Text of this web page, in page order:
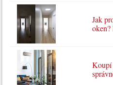
Jak
oken?
Koupí